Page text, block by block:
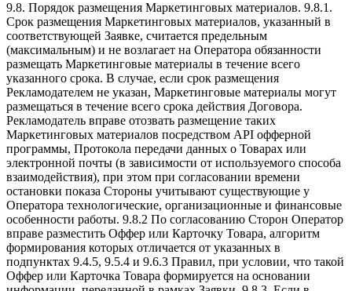
9.8. Порядок размещения Маркетинговых материалов. 9.8.1.
Срок размещения Маркетинговых материалов, указанный в
соответствующей Заявке, считается предельным
(максимальным) и не возлагает на Оператора обязанности
размещать Маркетинговые материалы в течение всего
указанного срока. В случае, если срок размещения
Рекламодателем не указан, Маркетинговые материалы могут
размещаться в течение всего срока действия Договора.
Рекламодатель вправе отозвать размещение таких
Маркетинговых материалов посредством API офферной
программы, Протокола передачи данных о Товарах или
электронной почты (в зависимости от используемого способа
взаимодействия), при этом при согласовании времени
остановки показа Стороны учитывают существующие у
Оператора технологические, организационные и финансовые
особенности работы. 9.8.2 По согласованию Сторон Оператор
вправе разместить Оффер или Карточку Товара, алгоритм
формирования которых отличается от указанных в
подпунктах 9.4.5, 9.5.4 и 9.6.3 Правил, при условии, что такой
Оффер или Карточка Товара формируется на основании